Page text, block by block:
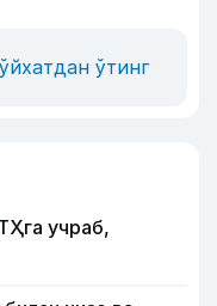
ўтинг
учраб,